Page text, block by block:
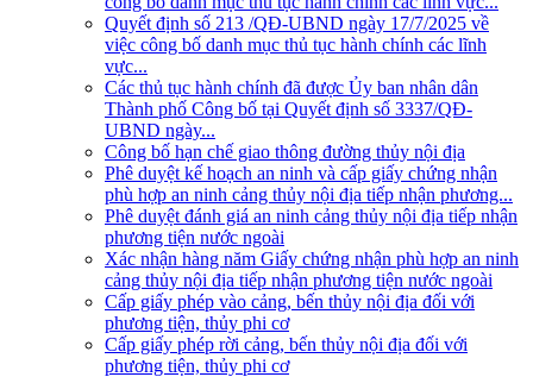
Quyết định số 213 /QĐ-UBND ngày 17/7/2025 về
việc công bố danh mục thủ tục hành chính các lĩnh
vực...
Các thủ tục hành chính đã được Ủy ban nhân dân
Thành phố Công bố tại Quyết định số 3337/QĐ-
UBND ngày...
Công bố hạn chế giao thông đường thủy nội địa
Phê duyệt kế hoạch an ninh và cấp giấy chứng nhận
phù hợp an ninh cảng thủy nội địa tiếp nhận phương...
Phê duyệt đánh giá an ninh cảng thủy nội địa tiếp nhận
phương tiện nước ngoài
Xác nhận hàng năm Giấy chứng nhận phù hợp an ninh
cảng thủy nội địa tiếp nhận phương tiện nước ngoài
Cấp giấy phép vào cảng, bến thủy nội địa đối với
phương tiện, thủy phi cơ
Cấp giấy phép rời cảng, bến thủy nội địa đối với
phương tiện, thủy phi cơ